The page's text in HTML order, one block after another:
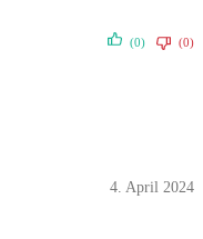
(0) (0)
4. April 2024